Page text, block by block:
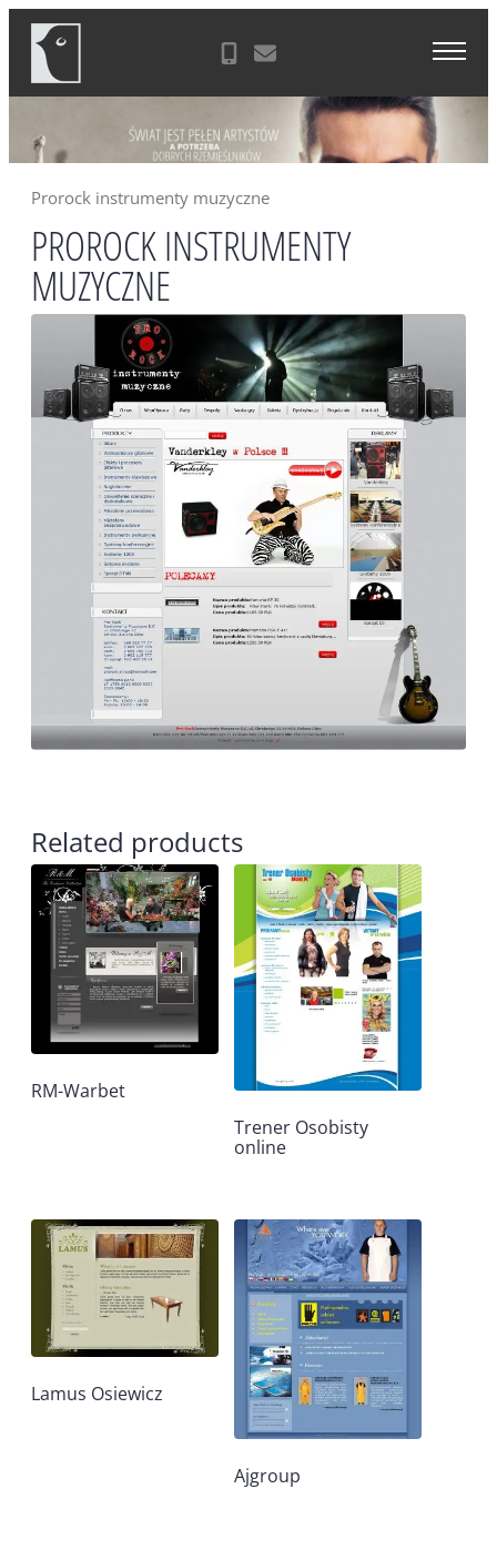
Skip
content
Agencja Reklamowa Zielona Góra
Prorock instrumenty muzyczne
PROROCK INSTRUMENTY
MUZYCZNE
Related products
RM-Warbet
Trener Osobisty
online
Lamus Osiewicz
Ajgroup